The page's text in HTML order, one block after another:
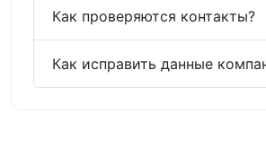
Как проверяются контакты?
Как исправить данные